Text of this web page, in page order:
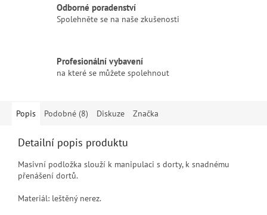
Odborné poradenství
Spolehněte se na naše zkušenosti
Profesionální vybavení
na které se můžete spolehnout
Popis Podobné (8) Diskuze Značka
Detailní popis produktu
Masivní podložka slouží k manipulaci s dorty, k snadnému
přenášení dortů.
Materiál: leštěný nerez.